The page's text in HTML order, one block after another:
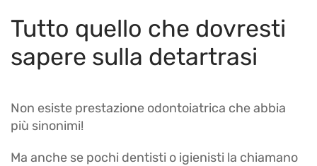
Tutto quello che dovresti
sapere sulla detartrasi
Non esiste prestazione odontoiatrica che abbia
più sinonimi!
Ma anche se pochi dentisti o igienisti la chiamano